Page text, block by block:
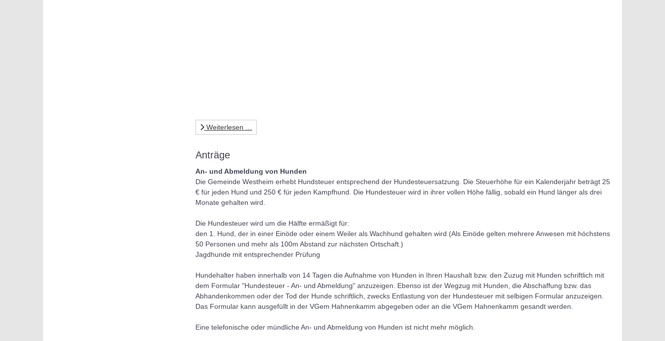
Weiterlesen …
Anträge
An- und Abmeldung von Hunden
Die Gemeinde Westheim erhebt Hundsteuer entsprechend der Hundesteuersatzung. Die Steuerhöhe für ein Kalenderjahr beträgt 25
€ für jeden Hund und 250 € für jeden Kampfhund. Die Hundesteuer wird in ihrer vollen Höhe fällig, sobald ein Hund länger als drei
Monate gehalten wird.
Die Hundesteuer wird um die Hälfte ermäßigt für:
den 1. Hund, der in einer Einöde oder einem Weiler als Wachhund gehalten wird (Als Einöde gelten mehrere Anwesen mit höchstens
50 Personen und mehr als 100m Abstand zur nächsten Ortschaft.)
Jagdhunde mit entsprechender Prüfung
Hundehalter haben innerhalb von 14 Tagen die Aufnahme von Hunden in Ihren Haushalt bzw. den Zuzug mit Hunden schriftlich mit
dem Formular "Hundesteuer - An- und Abmeldung" anzuzeigen. Ebenso ist der Wegzug mit Hunden, die Abschaffung bzw. das
Abhandenkommen oder der Tod der Hunde schriftlich, zwecks Entlastung von der Hundesteuer mit selbigen Formular anzuzeigen.
Das Formular kann ausgefüllt in der VGem Hahnenkamm abgegeben oder an die VGem Hahnenkamm gesandt werden.
Eine telefonische oder mündliche An- und Abmeldung von Hunden ist nicht mehr möglich.